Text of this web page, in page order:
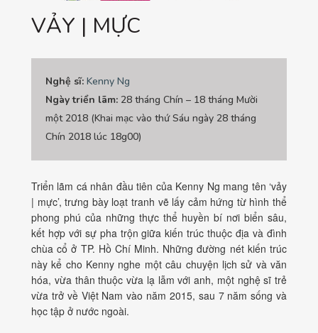
VẢY | MỰC
Nghệ sĩ: Kenny Ng
Ngày triển lãm: 28 tháng Chín – 18 tháng Mười
một 2018 (Khai mạc vào thứ Sáu ngày 28 tháng
Chín 2018 lúc 18g00)
Triển lãm cá nhân đầu tiên của Kenny Ng mang tên ‘vảy
| mực’, trưng bày loạt tranh vẽ lấy cảm hứng từ hình thể
phong phú của những thực thể huyền bí nơi biển sâu,
kết hợp với sự pha trộn giữa kiến trúc thuộc địa và đình
chùa cổ ở TP. Hồ Chí Minh. Những đường nét kiến trúc
này kể cho Kenny nghe một câu chuyện lịch sử và văn
hóa, vừa thân thuộc vừa lạ lẫm với anh, một nghệ sĩ trẻ
vừa trở về Việt Nam vào năm 2015, sau 7 năm sống và
học tập ở nước ngoài.